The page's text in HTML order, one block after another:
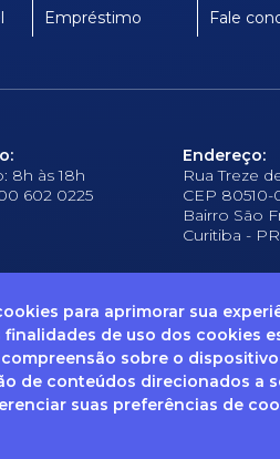
para aprimorar sua
finalidades de uso dos cookies
sobre o
de conteúdos direcionados a
suas preferências de
Empréstimo Fale
8h às 18h
602 0225
Endereço:
Rua Treze
CEP 80510-
Bairro São
Curitiba - PR
Canal de Denúncias Solicitação de
sobre Privacidade de Dados e